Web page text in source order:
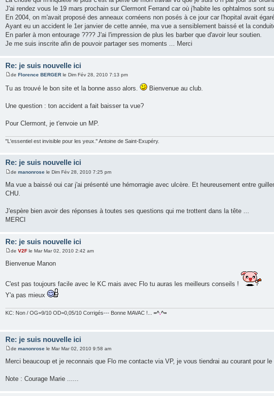
J'ai rendez vous le 19 mars prochain sur Clermont Ferrand car où j'habite les ophtalmos sont
En 2004, on m'avait proposé des anneaux cornéens non posés à ce jour car l'hopital avait
Ayant eu un accident le 1er janvier de cette année, ma vue a sensiblement baissé et la
En parler à mon entourage ???? J'ai l'impression de plus les barber que d'avoir leur soutien.
Je me suis inscrite afin de pouvoir partager ses moments ... Merci
Re: je suis nouvelle ici
deFlorence BERGER le Dim Fév 28, 2010 7:13 pm
Tu as trouvé le bon site et la bonne asso alors. Bienvenue au club.
Une question : ton accident a fait baisser ta vue?
Pour Clermont, je t'envoie un MP.
"L'essentiel est invisible pour les yeux." Antoine de Saint-Exupéry.
Re: je suis nouvelle ici
demanonrose le Dim Fév 28, 2010 7:25 pm
Ma vue a baissé oui car j'ai présenté une hémorragie avec ulcère. Et heureusement entre
CHU.
J'espère bien avoir des réponses à toutes ses questions qui me trottent dans la tête ...
MERCI
Re: je suis nouvelle ici
deV2F le Mar Mar 02, 2010 2:42 am
Bienvenue Manon
C'est pas toujours facile avec le KC mais avec Flo tu auras les meilleurs conseils !
Y'a pas mieux
KC: Non / OG=9/10 OD=0,05/10 Corrigés--- Bonne MAVAC !...=^.^=
Re: je suis nouvelle ici
demanonrose le Mar Mar 02, 2010 9:58 am
Merci beaucoup et je reconnais que Flo me contacte via VP, je vous tiendrai au courant pour
Note : Courage Marie ......